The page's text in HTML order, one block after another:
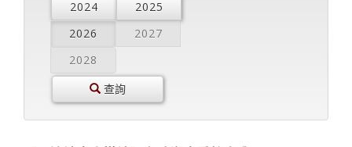
2024
2025
2026
2027
2028
查詢